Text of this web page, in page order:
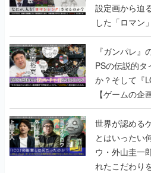
設定画から迫
した「ロマン
書】
『ガンパレ
PSの伝説的
か？そして『
【ゲームの企
世界が認める
とはいったい
ウ・外山圭一
れたこだわり